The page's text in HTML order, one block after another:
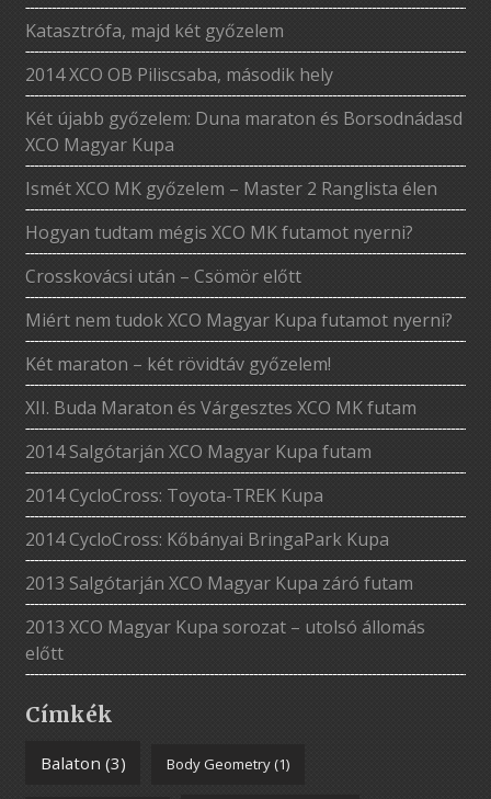
Katasztrófa, majd két győzelem
2014 XCO OB Piliscsaba, második hely
Két újabb győzelem: Duna maraton és Borsodnádasd
XCO Magyar Kupa
Ismét XCO MK győzelem – Master 2 Ranglista élen
Hogyan tudtam mégis XCO MK futamot nyerni?
Crosskovácsi után – Csömör előtt
Miért nem tudok XCO Magyar Kupa futamot nyerni?
Két maraton – két rövidtáv győzelem!
XII. Buda Maraton és Várgesztes XCO MK futam
2014 Salgótarján XCO Magyar Kupa futam
2014 CycloCross: Toyota-TREK Kupa
2014 CycloCross: Kőbányai BringaPark Kupa
2013 Salgótarján XCO Magyar Kupa záró futam
2013 XCO Magyar Kupa sorozat – utolsó állomás
előtt
Címkék
Balaton (3) Body Geometry(1)